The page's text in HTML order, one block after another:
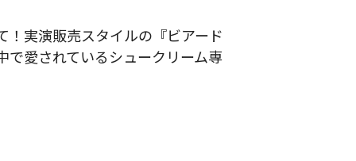
！実演販売スタイルの『ビアード
で愛されているシュークリーム専